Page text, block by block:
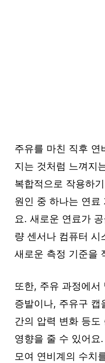
주유를 마친 직후 연
지는 것처럼 느껴지
복합적으로 작용하
원인 중 하나는 연료
요. 새로운 연료가
량 센서나 컴퓨터 시
새로운 측정 기준을
또한, 주유 과정에서
증발이나, 주유구 캡
간의 압력 변화 등도
영향을 줄 수 있어요
모여 연비계의 수치